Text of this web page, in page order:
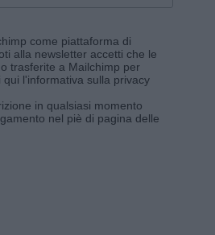
come piattaforma di
alla newsletter accetti che le
trasferite a Mailchimp per
qui l'informativa sulla privacy
in qualsiasi momento
nel piè di pagina delle